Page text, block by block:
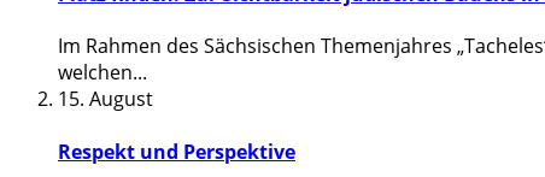
Im Rahmen des Sächsischen Themenjahres
welchen...
15. August
Respekt und Perspektive